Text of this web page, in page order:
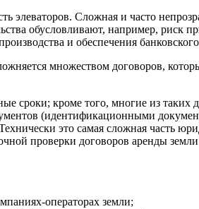
элеваторов. Сложная и часто
обусловливают, например, риск
и обеспечения
множеством договоров,
сроки; кроме того, многие из
(идентификационными
это самая сложная часть
проверки договоров аренды
операторах земли;